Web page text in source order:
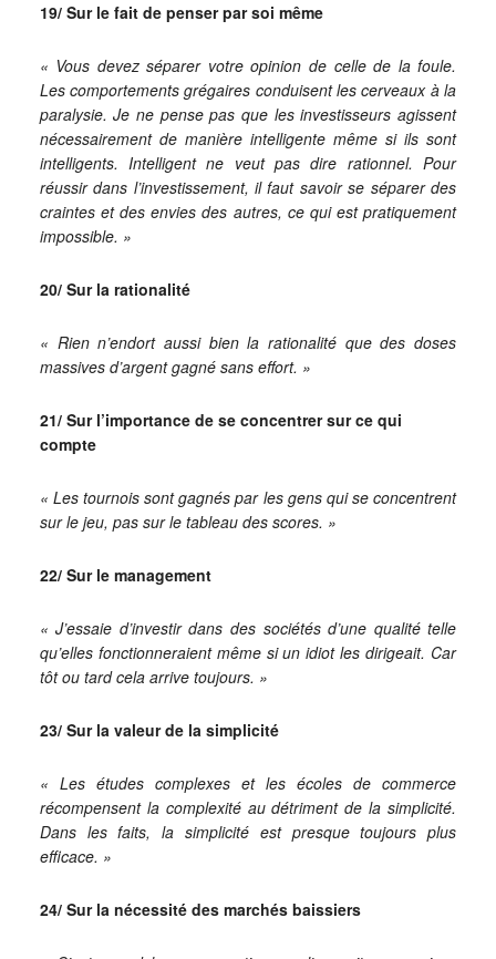
19/ Sur le fait de penser par soi même
« Vous devez séparer votre opinion de celle de la foule.
Les comportements grégaires conduisent les cerveaux à la
paralysie. Je ne pense pas que les investisseurs agissent
nécessairement de manière intelligente même si ils sont
intelligents. Intelligent ne veut pas dire rationnel. Pour
réussir dans l’investissement, il faut savoir se séparer des
craintes et des envies des autres, ce qui est pratiquement
impossible. »
20/ Sur la rationalité
« Rien n’endort aussi bien la rationalité que des doses
massives d’argent gagné sans effort. »
21/ Sur l’importance de se concentrer sur ce qui
compte
« Les tournois sont gagnés par les gens qui se concentrent
sur le jeu, pas sur le tableau des scores. »
22/ Sur le management
« J’essaie d’investir dans des sociétés d’une qualité telle
qu’elles fonctionneraient même si un idiot les dirigeait. Car
tôt ou tard cela arrive toujours. »
23/ Sur la valeur de la simplicité
« Les études complexes et les écoles de commerce
récompensent la complexité au détriment de la simplicité.
Dans les faits, la simplicité est presque toujours plus
efficace. »
24/ Sur la nécessité des marchés baissiers